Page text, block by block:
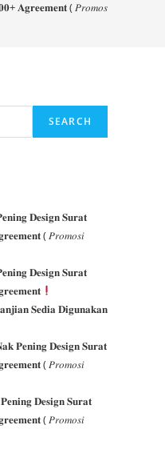
𝐀𝐠𝐫𝐞𝐞𝐦𝐞𝐧𝐭 ( 𝑃𝑟𝑜𝑚𝑜𝑠𝑖 𝐵𝑢𝑙𝑎𝑛 𝐼𝑛𝑖 )
SEARCH
𝐃𝐞𝐬𝐢𝐠𝐧 𝐒𝐮𝐫𝐚𝐭
( 𝑃𝑟𝑜𝑚𝑜𝑠𝑖
𝐃𝐞𝐬𝐢𝐠𝐧 𝐒𝐮𝐫𝐚𝐭
𝐒𝐞𝐝𝐢𝐚 𝐃𝐢𝐠𝐮𝐧𝐚𝐤𝐚𝐧
𝐏𝐞𝐧𝐢𝐧𝐠 𝐃𝐞𝐬𝐢𝐠𝐧 𝐒𝐮𝐫𝐚𝐭
( 𝑃𝑟𝑜𝑚𝑜𝑠𝑖
𝐃𝐞𝐬𝐢𝐠𝐧 𝐒𝐮𝐫𝐚𝐭
( 𝑃𝑟𝑜𝑚𝑜𝑠𝑖